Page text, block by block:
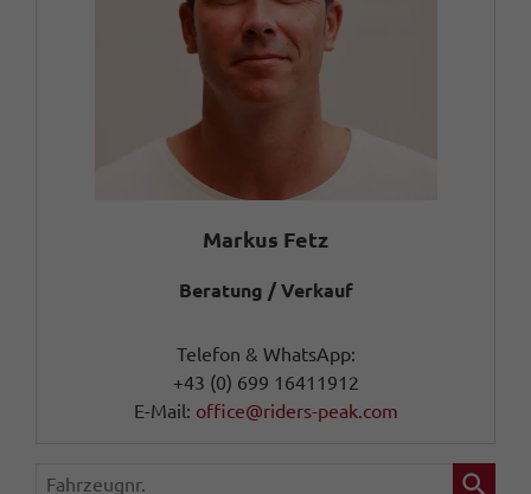
Markus Fetz
Beratung / Verkauf
Telefon & WhatsApp:
+43 (0) 699 16411912
E-Mail: office@riders-peak.com
Fahrzeugnr.